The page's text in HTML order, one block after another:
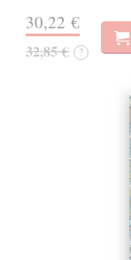
30,22 €
32,85 € ?